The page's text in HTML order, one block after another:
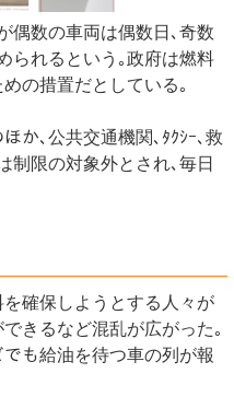
偶数の車両は偶数日､奇数
られるという｡政府は燃料
の措置だとしている｡
か､公共交通機関､ﾀｸｼｰ､救
制限の対象外とされ､毎日
確保しようとする人々が
きるなど混乱が広がった｡
でも給油を待つ車の列が報